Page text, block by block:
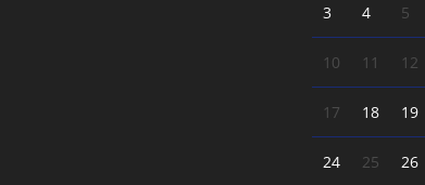
3 4 5
10 11 12
17 18 19
24 25 26